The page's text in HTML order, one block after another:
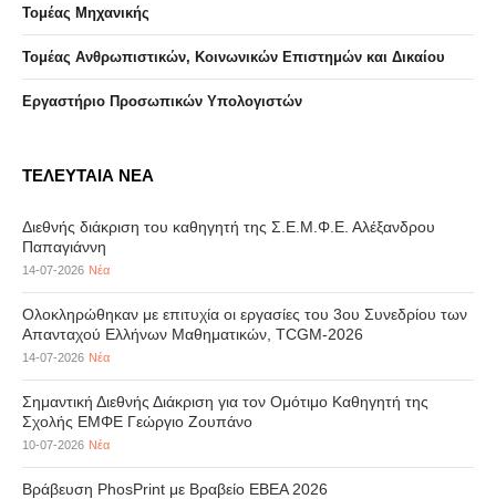
Τομέας Μηχανικής
Τομέας Ανθρωπιστικών, Κοινωνικών Επιστημών και Δικαίου
Eργαστήριo Προσωπικών Υπολογιστών
ΤΕΛΕΥΤΑΙΑ ΝΕΑ
Διεθνής διάκριση του καθηγητή της Σ.Ε.Μ.Φ.Ε. Αλέξανδρου
Παπαγιάννη
14-07-2026 Νέα
Ολοκληρώθηκαν με επιτυχία οι εργασίες του 3ου Συνεδρίου των
Απανταχού Ελλήνων Μαθηματικών, TCGM-2026
14-07-2026 Νέα
Σημαντική Διεθνής Διάκριση για τον Ομότιμο Καθηγητή της
Σχολής ΕΜΦΕ Γεώργιο Ζουπάνο
10-07-2026 Νέα
Βράβευση PhosPrint με Βραβείο ΕΒΕΑ 2026